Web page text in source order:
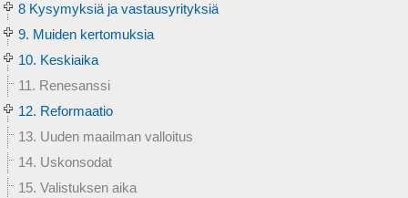
8 Kysymyksiä ja vastausyrityksiä
9. Muiden kertomuksia
10. Keskiaika
11. Renesanssi
12. Reformaatio
13. Uuden maailman valloitus
14. Uskonsodat
15. Valistuksen aika